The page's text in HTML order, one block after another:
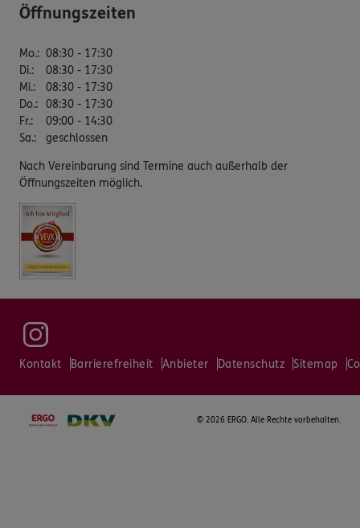
Öffnungszeiten
Mo.: 08:30 - 17:30
Di.:
08:30 - 17:30
Mi.:
08:30 - 17:30
Do.: 08:30 - 17:30
Fr.:
09:00 - 14:30
Sa.: geschlossen
Nach Vereinbarung sind Termine auch außerhalb der
Öffnungszeiten möglich.
Kontakt Barrierefreiheit Anbieter Datenschutz Sitemap
© 2026 ERGO. Alle Rechte vorbehalten.